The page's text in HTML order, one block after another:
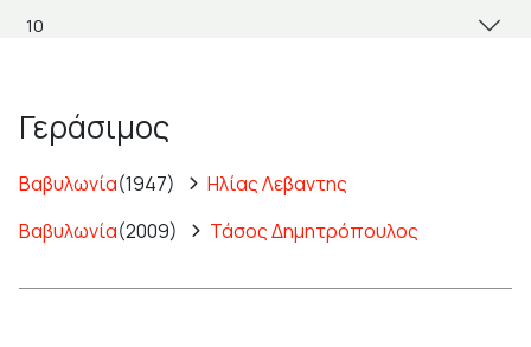
Γεράσιμος
Βαβυλωνία(1947)
Ηλίας Λεβαντης
Βαβυλωνία(2009) Τάσος Δημητρόπουλος